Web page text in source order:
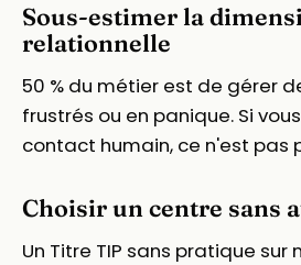
Sous-estimer la
relationnelle
50 % du métier est de gérer
frustrés ou en panique. Si
contact humain, ce n'est pas
Choisir un centre sans
Un Titre TIP sans pratique sur